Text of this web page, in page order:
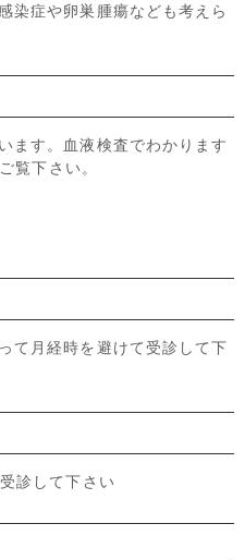
染症や卵巣腫瘍なども考えら
ます。血液検査でわかります
覧下さい。
て月経時を避けて受診して下
診して下さい